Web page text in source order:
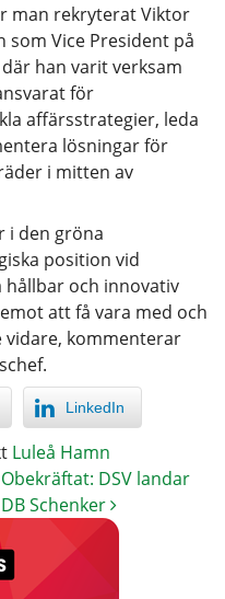
man rekryterat Viktor
Vice President på
han varit verksam
för
affärsstrategier, leda
lösningar för
i mitten av
i den gröna
position vid
hållbar och innovativ
att få vara med och
vidare, kommenterar
LinkedIn
Luleå Hamn
Obekräftat: DSV landar
DB Schenker